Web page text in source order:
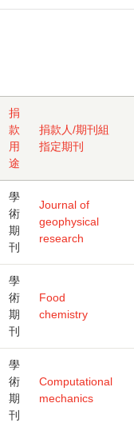
捐
款
用
途
捐款人/期刊組
指定期刊
學
術
期
刊
Journal of
geophysical
research
學
術
期
刊
Food
chemistry
學
術
期
刊
Computational
mechanics